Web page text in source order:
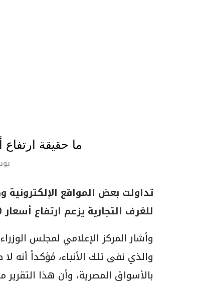
ما حقيقة ارتفاع أسعار 90 سلعة
يونيو
تداولت بعض المواقع الإلكترونية
للغرف التجارية يزعم ارتفاع أسعار 90 سلعة بالأسواق المصرية.
وأشار المركز الإعلامي لمجلس
بالأسواق المصرية، وأن هذا التقرير